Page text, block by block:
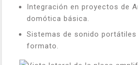
Integración en proyectos de
domótica básica.
Sistemas de sonido portátiles
formato.